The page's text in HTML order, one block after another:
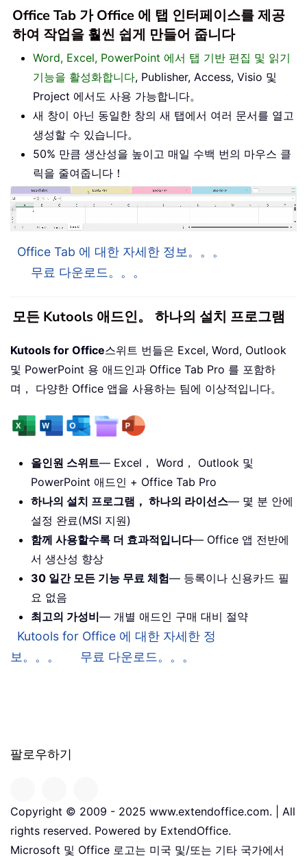
Office Tab 가 Office 에 탭 인터페이스를 제공
하여 작업을 훨씬 쉽게 만들어 줍니다
Word, Excel, PowerPoint 에서 탭 기반 편집 및 읽기
기능을 활성화합니다, Publisher, Access, Visio 및
Project 에서도 사용 가능합니다。
새 창이 아닌 동일한 창의 새 탭에서 여러 문서를 열고
생성할 수 있습니다。
50% 만큼 생산성을 높이고 매일 수백 번의 마우스 클
릭을 줄여줍니다！
Office Tab 에 대한 자세한 정보。。。
무료 다운로드。。。
모든 Kutools 애드인。 하나의 설치 프로그램
Kutools for Office스위트 번들은 Excel, Word, Outlook
및 PowerPoint 용 애드인과 Office Tab Pro 를 포함하
며， 다양한 Office 앱을 사용하는 팀에 이상적입니다。
올인원 스위트— Excel， Word， Outlook 및
PowerPoint 애드인 + Office Tab Pro
하나의 설치 프로그램， 하나의 라이선스— 몇 분 안에
설정 완료(MSI 지원)
함께 사용할수록 더 효과적입니다— Office 앱 전반에
서 생산성 향상
30 일간 모든 기능 무료 체험— 등록이나 신용카드 필
요 없음
최고의 가성비— 개별 애드인 구매 대비 절약
Kutools for Office 에 대한 자세한 정
보。。。
무료 다운로드。。。
팔로우하기
Copyright © 2009 - 2025 www.extendoffice.com. | All
rights reserved. Powered by ExtendOffice.
Microsoft 및 Office 로고는 미국 및/또는 기타 국가에서